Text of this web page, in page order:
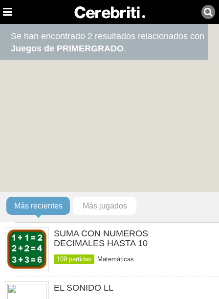
Se han encontrado 2 resultados relacionados con
Juegos de PRIMERGRADO.
Más recientes Más jugados
SUMA CON NUMEROS
DECIMALES HASTA 10
109 partidas Matemáticas
EL SONIDO LL